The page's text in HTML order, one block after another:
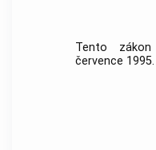
Tento
července 1995.